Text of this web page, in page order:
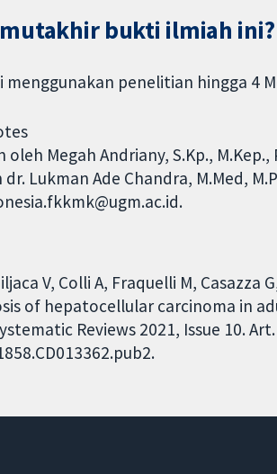
mutakhir bukti ilmiah ini?
menggunakan penelitian hingga 4
Megah Andriany, S.Kp.,
Lukman Ade Chandra, M.Med,
V, Colli A, Fraquelli M,
of hepatocellular carcinoma in
Reviews 2021, Issue 10. Art.